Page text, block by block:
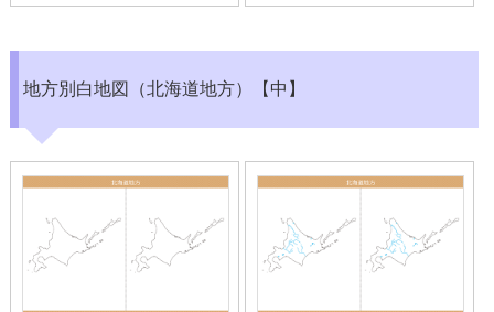
地方別白地図（北海道地方）【中】